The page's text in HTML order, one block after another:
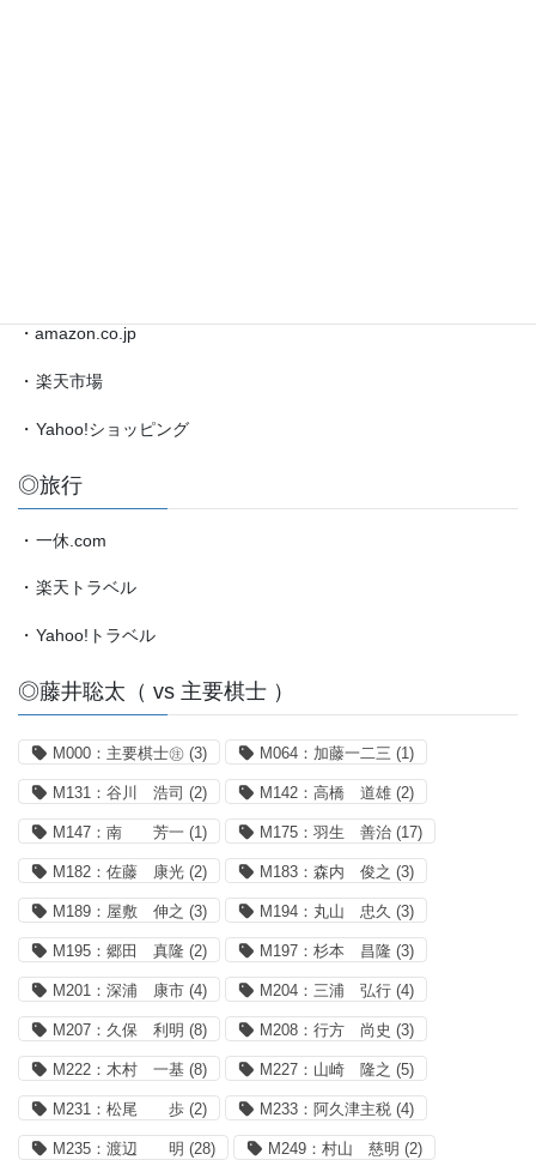
・amazon.co.jp
・ 楽天市場
・ Yahoo!ショッピング
◎旅行
・ 一休.com
・ 楽天トラベル
・ Yahoo!トラベル
◎藤井聡太（ vs 主要棋士 ）
M000：主要棋士㊟ (3) M064：加藤一二三 (1)
M131：谷川 浩司 (2) M142：高橋 道雄 (2)
M147：南 芳一 (1) M175：羽生 善治 (17)
M182：佐藤 康光 (2) M183：森内 俊之 (3)
M189：屋敷 伸之 (3) M194：丸山 忠久 (3)
M195：郷田 真隆 (2) M197：杉本 昌隆 (3)
M201：深浦 康市 (4) M204：三浦 弘行 (4)
M207：久保 利明 (8) M208：行方 尚史 (3)
M222：木村 一基 (8) M227：山崎 隆之 (5)
M231：松尾 歩 (2) M233：阿久津主税 (4)
M235：渡辺 明 (28) M249：村山 慈明 (2)